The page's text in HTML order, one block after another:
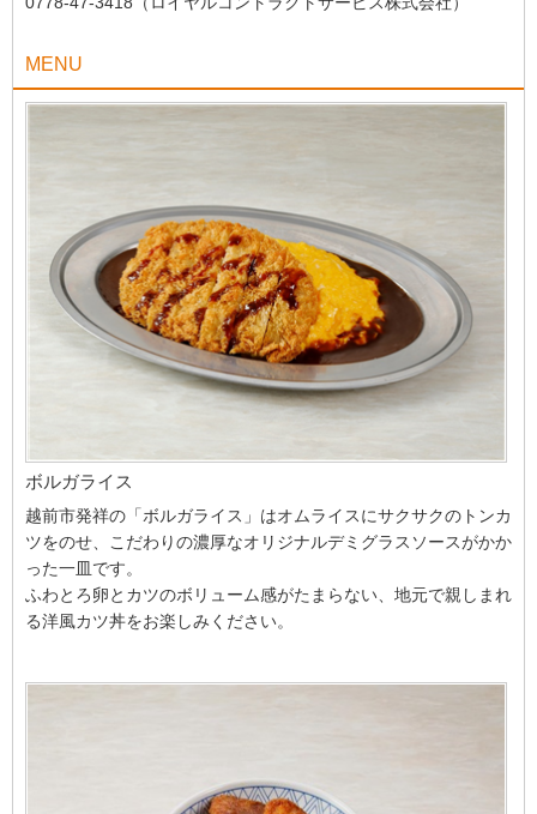
MENU
ボルガライス
越前市発祥の「ボルガライス」はオムライスにサクサクのトンカ
ツをのせ、こだわりの濃厚なオリジナルデミグラスソースがかか
った一皿です。
ふわとろ卵とカツのボリューム感がたまらない、地元で親しまれ
る洋風カツ丼をお楽しみください。